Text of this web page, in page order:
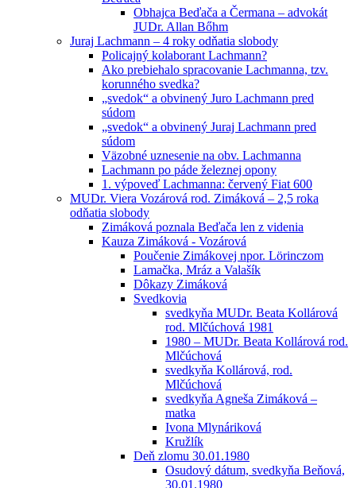
Obhajca Beďača a Čermana – advokát
JUDr. Allan Bőhm
Juraj Lachmann – 4 roky odňatia slobody
Policajný kolaborant Lachmann?
Ako prebiehalo spracovanie Lachmanna, tzv.
korunného svedka?
„svedok“ a obvinený Juro Lachmann pred
súdom
„svedok“ a obvinený Juraj Lachmann pred
súdom
Väzobné uznesenie na obv. Lachmanna
Lachmann po páde železnej opony
1. výpoveď Lachmanna: červený Fiat 600
MUDr. Viera Vozárová rod. Zimáková – 2,5 roka
odňatia slobody
Zimáková poznala Beďača len z videnia
Kauza Zimáková - Vozárová
Poučenie Zimákovej npor. Lörinczom
Lamačka, Mráz a Valašík
Dôkazy Zimáková
Svedkovia
svedkyňa MUDr. Beata Kollárová
rod. Mlčúchová 1981
1980 – MUDr. Beata Kollárová rod.
Mlčúchová
svedkyňa Kollárová, rod.
Mlčúchová
svedkyňa Agneša Zimáková –
matka
Ivona Mlynáriková
Kružlík
Deň zlomu 30.01.1980
Osudový dátum, svedkyňa Beňová,
30.01.1980